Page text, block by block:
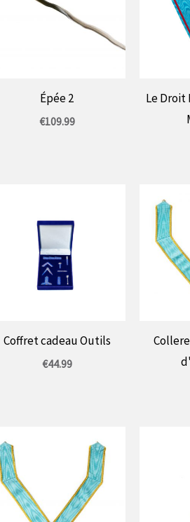
Épée 2
€109.99
Le Droit
Coffret cadeau Outils
€44.99